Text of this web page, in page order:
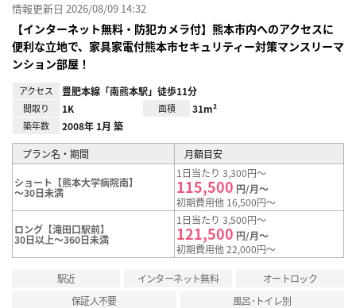
情報更新日 2026/08/09 14:32
【インターネット無料・防犯カメラ付】熊本市内へのアクセスに
便利な立地で、家具家電付熊本市セキュリティー対策マンスリーマ
ンション部屋！
アクセス 豊肥本線「南熊本駅」徒歩11分
間取り 1K 面積 31m²
築年数 2008年 1月 築
プラン名・期間 月額目安
ショート【熊本大学病院南】
～30日未満
1日当たり 3,300円～
115,500 円/月～
初期費用他 16,500円～
ロング【滝田口駅前】
30日以上～360日未満
1日当たり 3,500円～
121,500 円/月～
初期費用他 22,000円～
駅近 インターネット無料
オートロック
保証人不要
風呂･トイレ別